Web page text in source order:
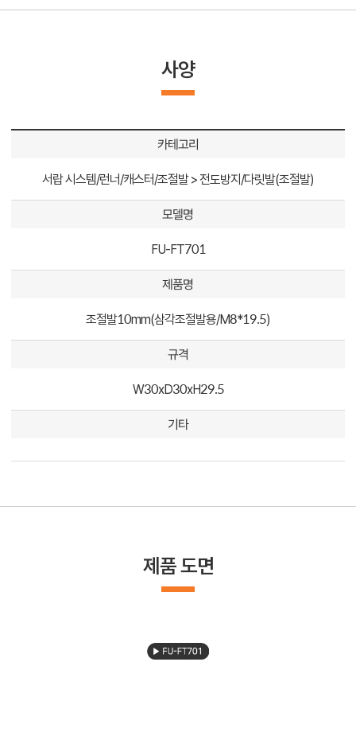
사양
카테고리
서랍 시스템/런너/캐스터/조절발 > 전도방지/다릿발(조절발)
모델명
FU-FT701
제품명
조절발10mm(삼각조절발용/M8*19.5)
규격
W30xD30xH29.5
기타
제품 도면